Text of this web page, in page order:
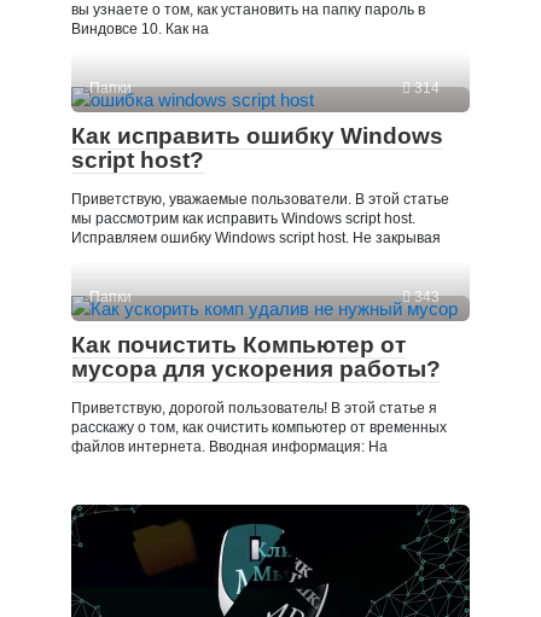
вы узнаете о том, как установить на папку пароль в
Виндовсе 10. Как на
Папки 314
Как исправить ошибку Windows
script host?
Приветствую, уважаемые пользователи. В этой статье
мы рассмотрим как исправить Windows script host.
Исправляем ошибку Windows script host. Не закрывая
Папки 343
Как почистить Компьютер от
мусора для ускорения работы?
Приветствую, дорогой пользователь! В этой статье я
расскажу о том, как очистить компьютер от временных
файлов интернета. Вводная информация: На